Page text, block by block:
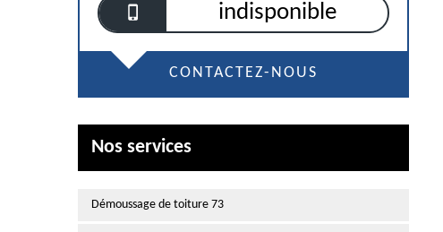
indisponible
CONTACTEZ-NOUS
Nos services
Démoussage de toiture 73